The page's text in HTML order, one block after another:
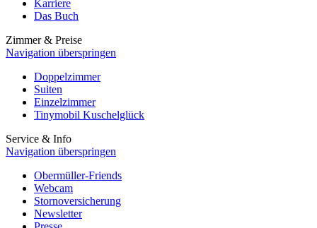
Karriere
Das Buch
Zimmer & Preise
Navigation überspringen
Doppelzimmer
Suiten
Einzelzimmer
Tinymobil Kuschelglück
Service & Info
Navigation überspringen
Obermüller-Friends
Webcam
Stornoversicherung
Newsletter